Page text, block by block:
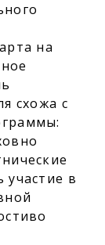
на
схожа с
участие в